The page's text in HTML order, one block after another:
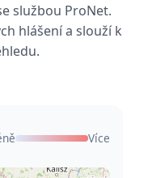
službou ProNet.
hlášení a slouží k
Více